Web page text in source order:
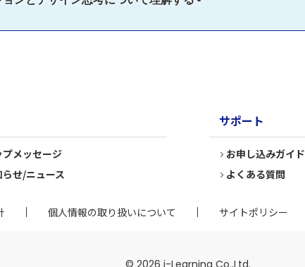
プメッセージ
らせ/ニュース
サポート
お申し込みガイド
よくある質問
個人情報の取り扱いについて サイトポリシー